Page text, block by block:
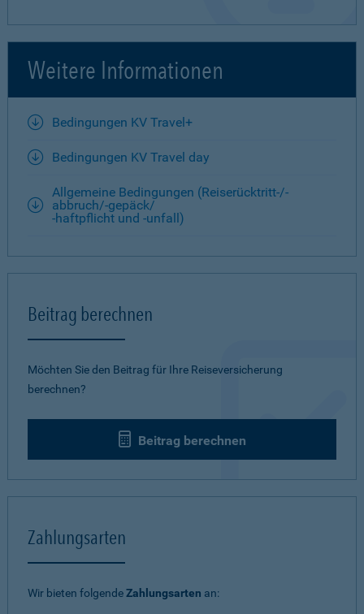
Weitere Informationen
Bedingungen KV Travel+
Bedingungen KV Travel day
Allgemeine Bedingungen (Reiserücktritt-/-
abbruch/-gepäck/
-haftpflicht und -unfall)
Beitrag berechnen
Möchten Sie den Beitrag für Ihre Reiseversicherung
berechnen?
Beitrag berechnen
Zahlungsarten
Wir bieten folgendeZahlungsarten an: